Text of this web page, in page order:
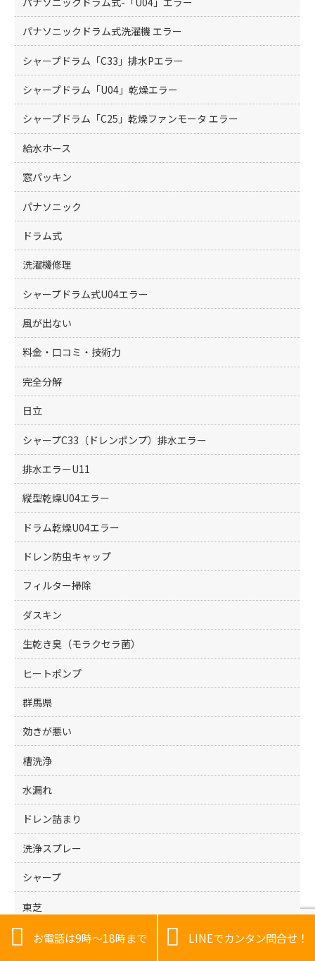
パナソニックドラム式洗濯機 エラー
シャープドラム「C33」排水Pエラー
シャープドラム「U04」乾燥エラー
シャープドラム「C25」乾燥ファンモータ エラー
給水ホース
窓パッキン
パナソニック
ドラム式
洗濯機修理
シャープドラム式U04エラー
風が出ない
料金・口コミ・技術力
完全分解
日立
シャープC33（ドレンポンプ）排水エラー
排水エラーU11
縦型乾燥U04エラー
ドラム乾燥U04エラー
ドレン防虫キャップ
フィルター掃除
ダスキン
生乾き臭（モラクセラ菌）
ヒートポンプ
群馬県
効きが悪い
槽洗浄
水漏れ
ドレン詰まり
洗浄スプレー
シャープ
東芝
パナソニック
 お電話は9時～18時まで  LINEでカンタン問合せ！